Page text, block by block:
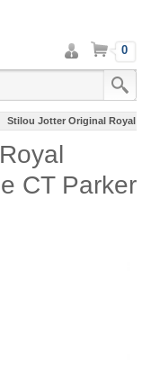
Intra
in
cont
Cos 0
Stilou Jotter Original Royal
CT Parker